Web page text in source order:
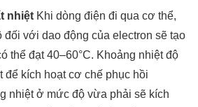
nhiệt Khi dòng điện đi qua cơ thể,
đối với dao động của electron sẽ tạo
thể đạt 40–60°C. Khoảng nhiệt độ
để kích hoạt cơ chế phục hồi
nhiệt ở mức độ vừa phải sẽ kích